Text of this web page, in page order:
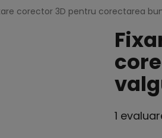
corector 3D pentru corectarea
1